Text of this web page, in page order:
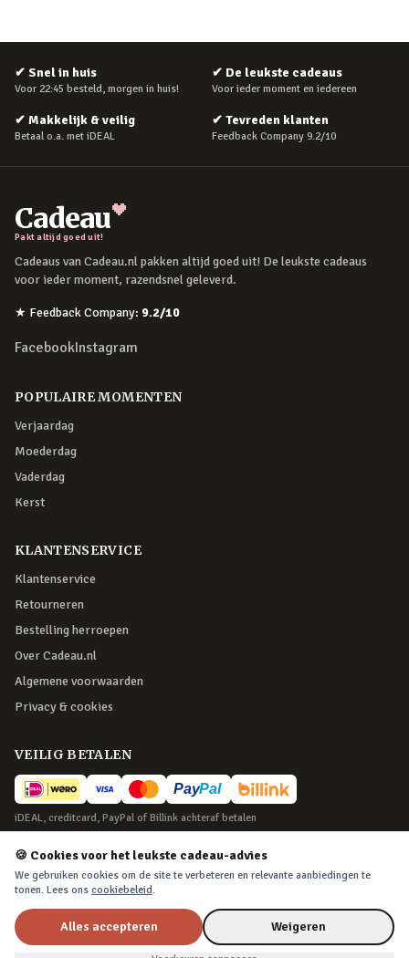
✔ Snel in huis
Voor 22:45 besteld, morgen in huis!
✔ De leukste cadeaus
Voor ieder moment en iedereen
✔ Makkelijk & veilig
Betaal o.a. met iDEAL
✔ Tevreden klanten
Feedback Company 9.2/10
Cadeau
Pakt altijd goed uit!
Cadeaus van Cadeau.nl pakken altijd goed uit! De leukste cadeaus
voor ieder moment, razendsnel geleverd.
★ Feedback Company: 9.2/10
FacebookInstagram
POPULAIRE MOMENTEN
Verjaardag
Moederdag
Vaderdag
Kerst
KLANTENSERVICE
Klantenservice
Retourneren
Bestelling herroepen
Over Cadeau.nl
Algemene voorwaarden
Privacy & cookies
VEILIG BETALEN
iDEAL, creditcard, PayPal of Billink achteraf betalen
BEZORGING
Voor 22:45 besteld, morgen in huis. Tot 365 dagen retourneren.
©2026Cadeau.nl — Alle rechten voorbehouden
🍪 Cookies voor het leukste cadeau-advies
We gebruiken cookies om de site te verbeteren en relevante aanbiedingen te
tonen. Lees ons cookiebeleid.
Alles accepteren Weigeren